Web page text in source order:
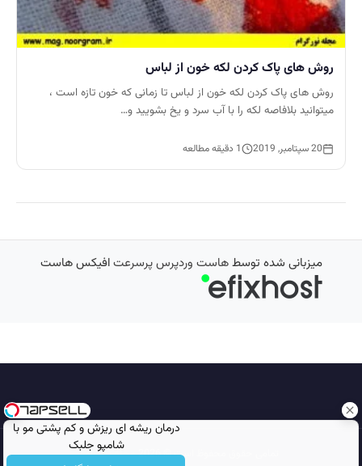
درمان ریشه ای ریزش و کم پشتی مو با
شامپو جلبک
روش های پاک کردن لکه خون از لباس
روش های پاک کردن لکه خون از لباس تا زمانی که خون تازه است ،
میتوانید بلافاصه لکه را با آب سرد و یخ بشویید و…
20 سپتامبر, 2019 1 دقیقه مطالعه
میزبانی شده توسطهاست وردپرس پرسرعتافیکس هاست
تمامی حقوق محفوظ است © 2026 مجله نورگرام